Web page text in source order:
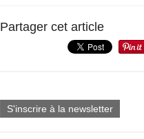
Partager cet article
S'inscrire à la newsletter